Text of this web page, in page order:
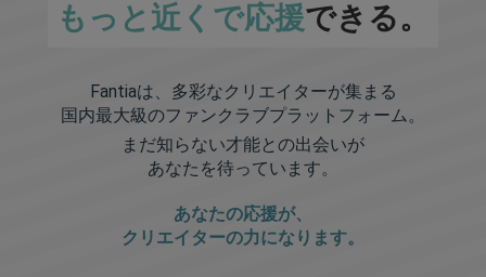
もっと近くで応援できる。
Fantiaは、多彩なクリエイターが集まる
国内最大級のファンクラブプラットフォーム。
まだ知らない才能との出会いが
あなたを待っています。
あなたの応援が、
クリエイターの力になります。